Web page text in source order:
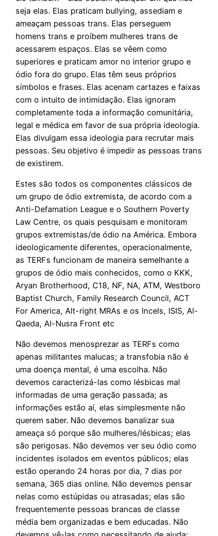
seja elas. Elas praticam bullying, assediam e
ameaçam pessoas trans. Elas perseguem
homens trans e proíbem mulheres trans de
acessarem espaços. Elas se vêem como
superiores e praticam amor no interior grupo e
ódio fora do grupo. Elas têm seus próprios
símbolos e frases. Elas acenam cartazes e faixas
com o intuito de intimidação. Elas ignoram
completamente toda a informação comunitária,
legal e médica em favor de sua própria ideologia.
Elas divulgam essa ideologia para recrutar mais
pessoas. Seu objetivo é impedir as pessoas trans
de existirem.
Estes são todos os componentes clássicos de
um grupo de ódio extremista, de acordo com a
Anti-Defamation League e o Southern Poverty
Law Centre, os quais pesquisam e monitoram
grupos extremistas/de ódio na América. Embora
ideologicamente diferentes, operacionalmente,
as TERFs funcionam de maneira semelhante a
grupos de ódio mais conhecidos, como o KKK,
Aryan Brotherhood, C18, NF, NA, ATM, Westboro
Baptist Church, Family Research Council, ACT
For America, Alt-right MRAs e os Incels, ISIS, Al-
Qaeda, Al-Nusra Front etc
Não devemos menosprezar as TERFs como
apenas militantes malucas; a transfobia não é
uma doença mental, é uma escolha. Não
devemos caracterizá-las como lésbicas mal
informadas de uma geração passada; as
informações estão aí, elas simplesmente não
querem saber. Não devemos banalizar sua
ameaça só porque são mulheres/lésbicas; elas
são perigosas. Não devemos ver seu ódio como
incidentes isolados em eventos públicos; elas
estão operando 24 horas por dia, 7 dias por
semana, 365 dias online. Não devemos pensar
nelas como estúpidas ou atrasadas; elas são
frequentemente pessoas brancas de classe
média bem organizadas e bem educadas. Não